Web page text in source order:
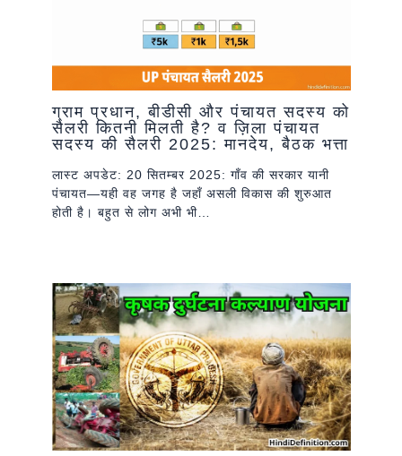
ग्राम प्रधान, बीडीसी और पंचायत सदस्य को
सैलरी कितनी मिलती है? व ज़िला पंचायत
सदस्य की सैलरी 2025: मानदेय, बैठक भत्ता
लास्ट अपडेट: 20 सितम्बर 2025: गाँव की सरकार यानी
पंचायत—यही वह जगह है जहाँ असली विकास की शुरुआत
होती है। बहुत से लोग अभी भी…